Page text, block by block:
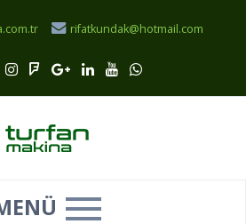
rifatkundak@hotmail.com